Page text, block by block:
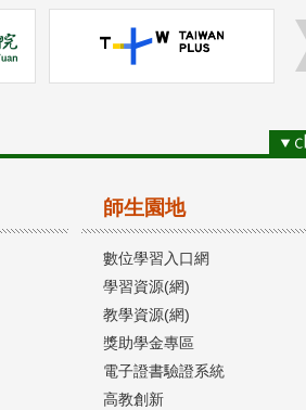
師生園地
數位學習入口網
學習資源(網)
教學資源(網)
獎助學金專區
電子證書驗證系統
高教創新